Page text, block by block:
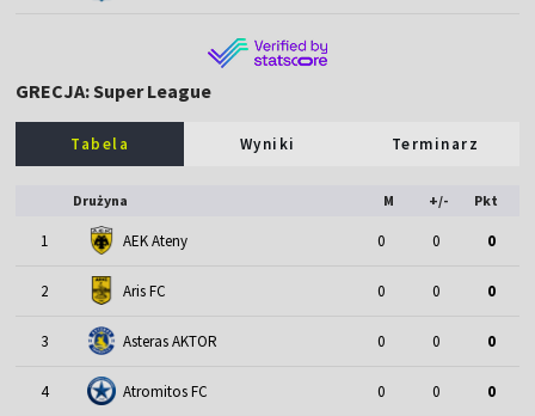
GRECJA: Super League
Tabela Wyniki Terminarz
Drużyna M +/- Pkt
1 AEK Ateny 0 0 0
2 Aris FC 0 0 0
3 Asteras AKTOR 0 0 0
4 Atromitos FC 0 0 0